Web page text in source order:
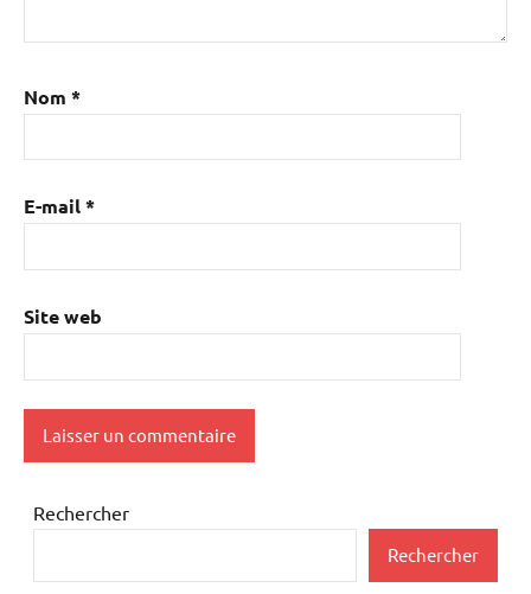
Nom *
E-mail*
Site web
Rechercher
Rechercher